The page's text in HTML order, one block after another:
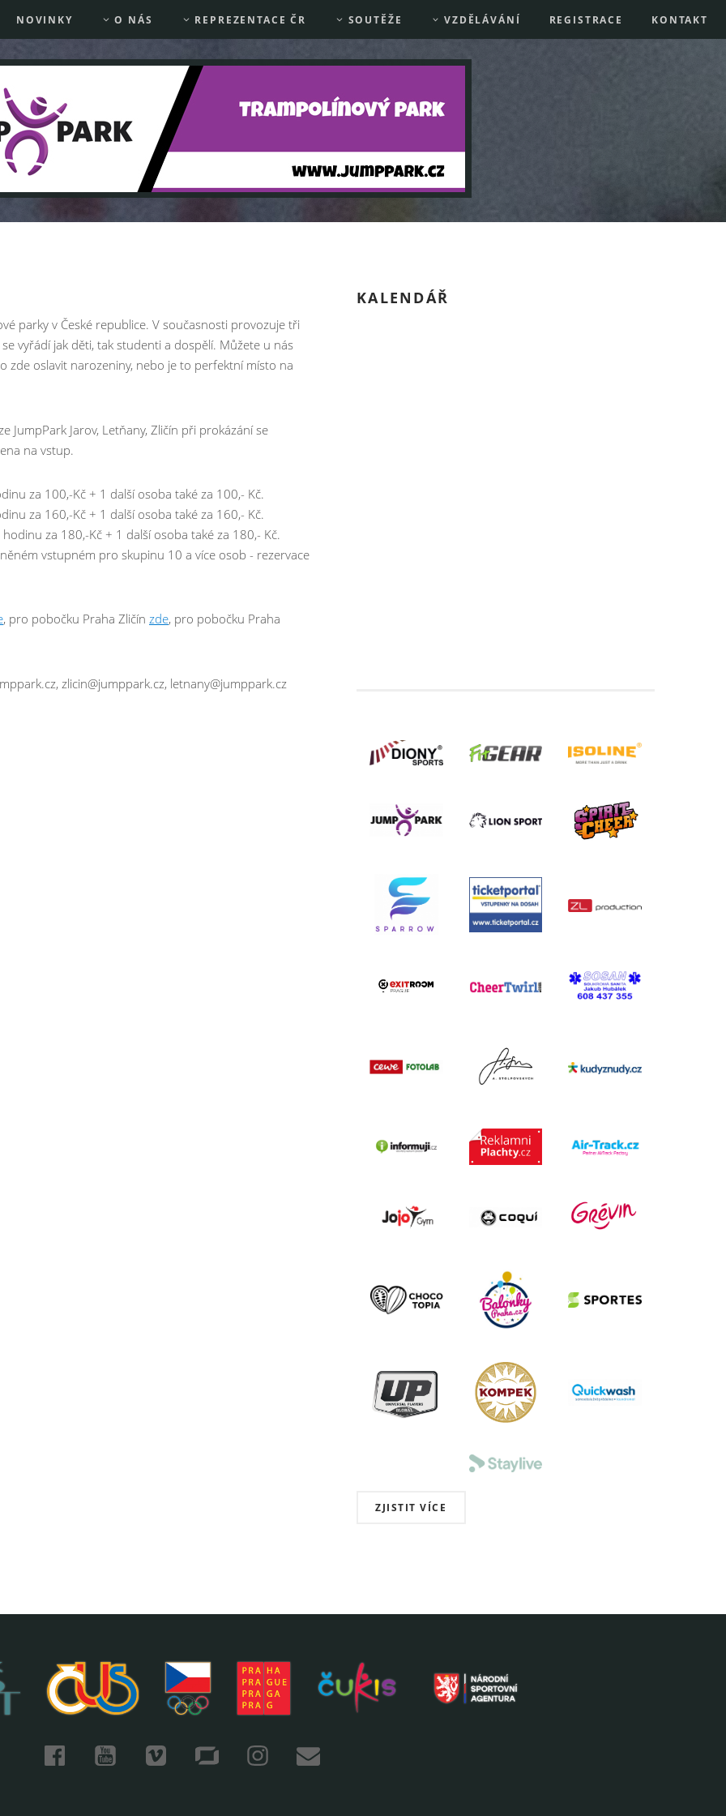
NOVINKY O NÁS REPREZENTACE ČR SOUTĚŽE VZDĚLÁVÁNÍ REGISTRACE KONTAKT
parky v České republice. V současnosti provozuje tři
vyřádí jak děti, tak studenti a dospělí. Můžete u nás
zde oslavit narozeniny, nebo je to perfektní místo na
JumpPark Jarov, Letňany, Zličín při prokázání se
na vstup.
za 100,-Kč + 1 další osoba také za 100,- Kč.
za 160,-Kč + 1 další osoba také za 160,- Kč.
za 180,-Kč + 1 další osoba také za 180,- Kč.
vstupném pro skupinu 10 a více osob - rezervace
, pro pobočku Praha Zličín zde, pro pobočku Praha
zlicin@jumppark.cz, letnany@jumppark.cz
KALENDÁŘ
ZJISTIT VÍCE